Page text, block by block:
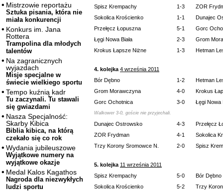
Mistrzowie reportażu
Sztuka pisania, która nie
miała konkurencji
Konkurs im. Jana
Rottera
Trampolina dla młodych
talentów
Na zagranicznych
wyjazdach
Misje specjalne w
świecie wielkiego sportu
Tempo kuźnią kadr
Tu zaczynali. Tu stawali
się gwiazdami
Nasza Specjalność:
Skarby Kibica
Biblia kibica, na którą
czekało się co rok
Wydania jubileuszowe
Wyjątkowe numery na
wyjątkowe okazje
Medal Kalos Kagathos
Nagroda dla niezwykłych
ludzi sportu
Spisz Krempachy
1-3
ZOR
Sokolica Krościenko
1-1
Dunajec
Przełęcz Łopuszna
5-1
Gorc
Łęgi Nowa Biała
2-3
Grom
Krokus Łapsze Niżne
1-3 Hetman
4. kolejka 4 września 2011
Bór Dębno
1-2
Hetman
Grom Morawczyna
4-0
Krokus
Gorc Ochotnica
3-0 Łęgi Nowa
Walkower 3-0, goście nie przyjechali.
Dunajec Ostrowsko 4-3
Przełęcz
ZOR Frydman
4-1
Sokolica
Trzy Korony Sromowce N.
2-0 Spisz
5. kolejka 11 września 2011
Spisz Krempachy
5-0
Bór Dębno
Sokolica Krościenko
5-2
Trzy